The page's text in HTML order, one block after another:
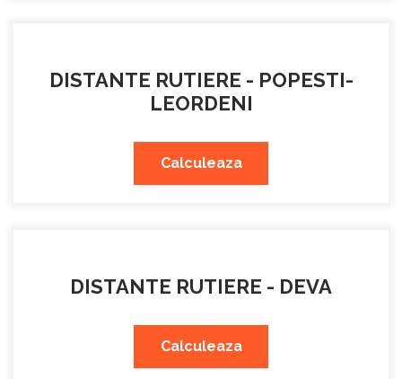
DISTANTE RUTIERE - POPESTI-
LEORDENI
Calculeaza
DISTANTE RUTIERE - DEVA
Calculeaza